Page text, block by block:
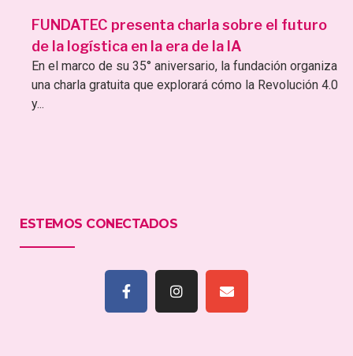
FUNDATEC presenta charla sobre el futuro
de la logística en la era de la IA
En el marco de su 35° aniversario, la fundación organiza
una charla gratuita que explorará cómo la Revolución 4.0
y...
ESTEMOS CONECTADOS